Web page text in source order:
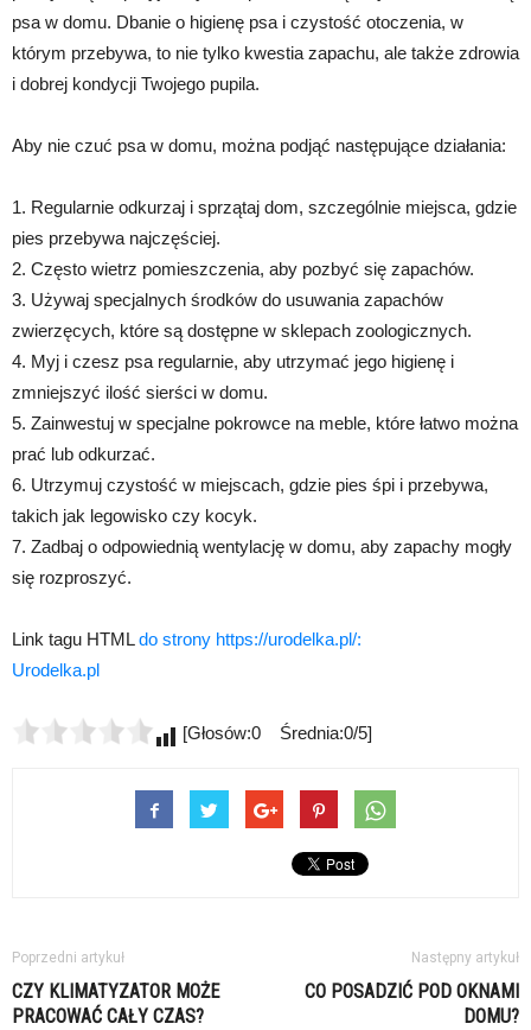
psa w domu. Dbanie o higienę psa i czystość otoczenia, w
którym przebywa, to nie tylko kwestia zapachu, ale także zdrowia
i dobrej kondycji Twojego pupila.
Aby nie czuć psa w domu, można podjąć następujące działania:
1. Regularnie odkurzaj i sprzątaj dom, szczególnie miejsca, gdzie
pies przebywa najczęściej.
2. Często wietrz pomieszczenia, aby pozbyć się zapachów.
3. Używaj specjalnych środków do usuwania zapachów
zwierzęcych, które są dostępne w sklepach zoologicznych.
4. Myj i czesz psa regularnie, aby utrzymać jego higienę i
zmniejszyć ilość sierści w domu.
5. Zainwestuj w specjalne pokrowce na meble, które łatwo można
prać lub odkurzać.
6. Utrzymuj czystość w miejscach, gdzie pies śpi i przebywa,
takich jak legowisko czy kocyk.
7. Zadbaj o odpowiednią wentylację w domu, aby zapachy mogły
się rozproszyć.
Link tagu HTMLdo strony https://urodelka.pl/:
Urodelka.pl
[Głosów:0 Średnia:0/5]
Poprzedni artykuł
CZY KLIMATYZATOR MOŻE
PRACOWAĆ CAŁY CZAS?
Następny artykuł
CO POSADZIĆ POD OKNAMI
DOMU?